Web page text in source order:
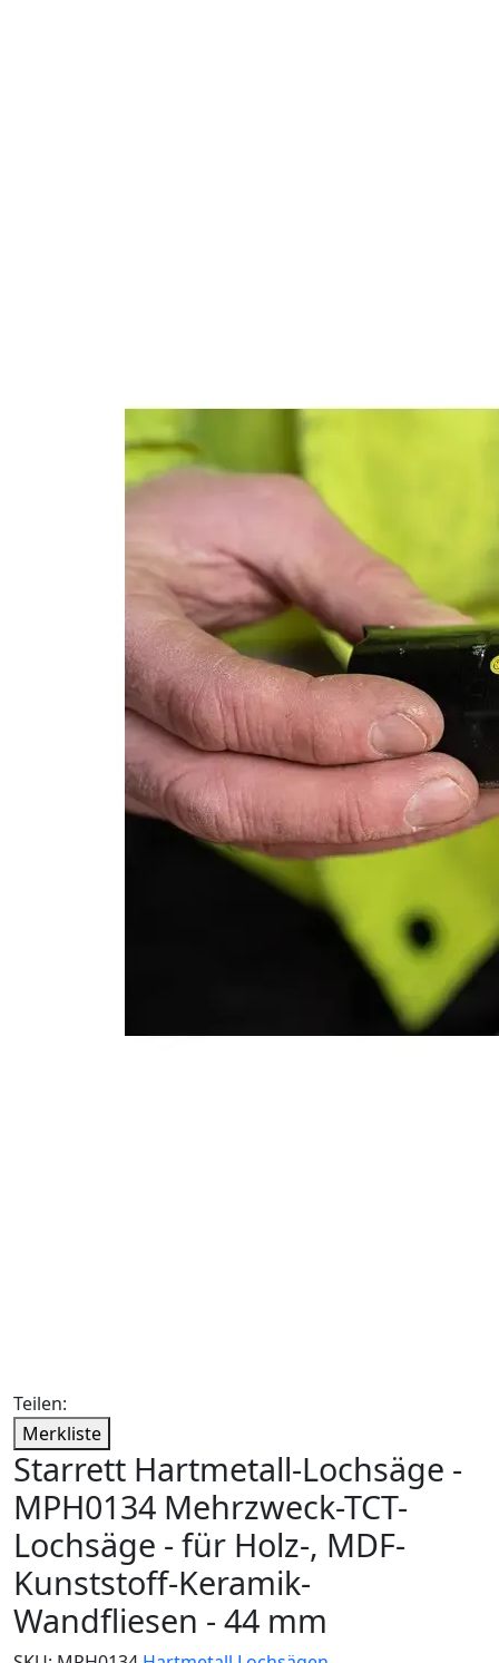
Teilen:
Merkliste
Starrett Hartmetall-Lochsäge -
MPH0134 Mehrzweck-TCT-
Lochsäge - für Holz-, MDF-
Kunststoff-Keramik-
Wandfliesen - 44 mm